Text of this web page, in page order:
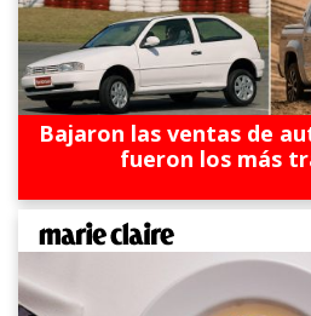
Bajaron las ventas de
fueron los más